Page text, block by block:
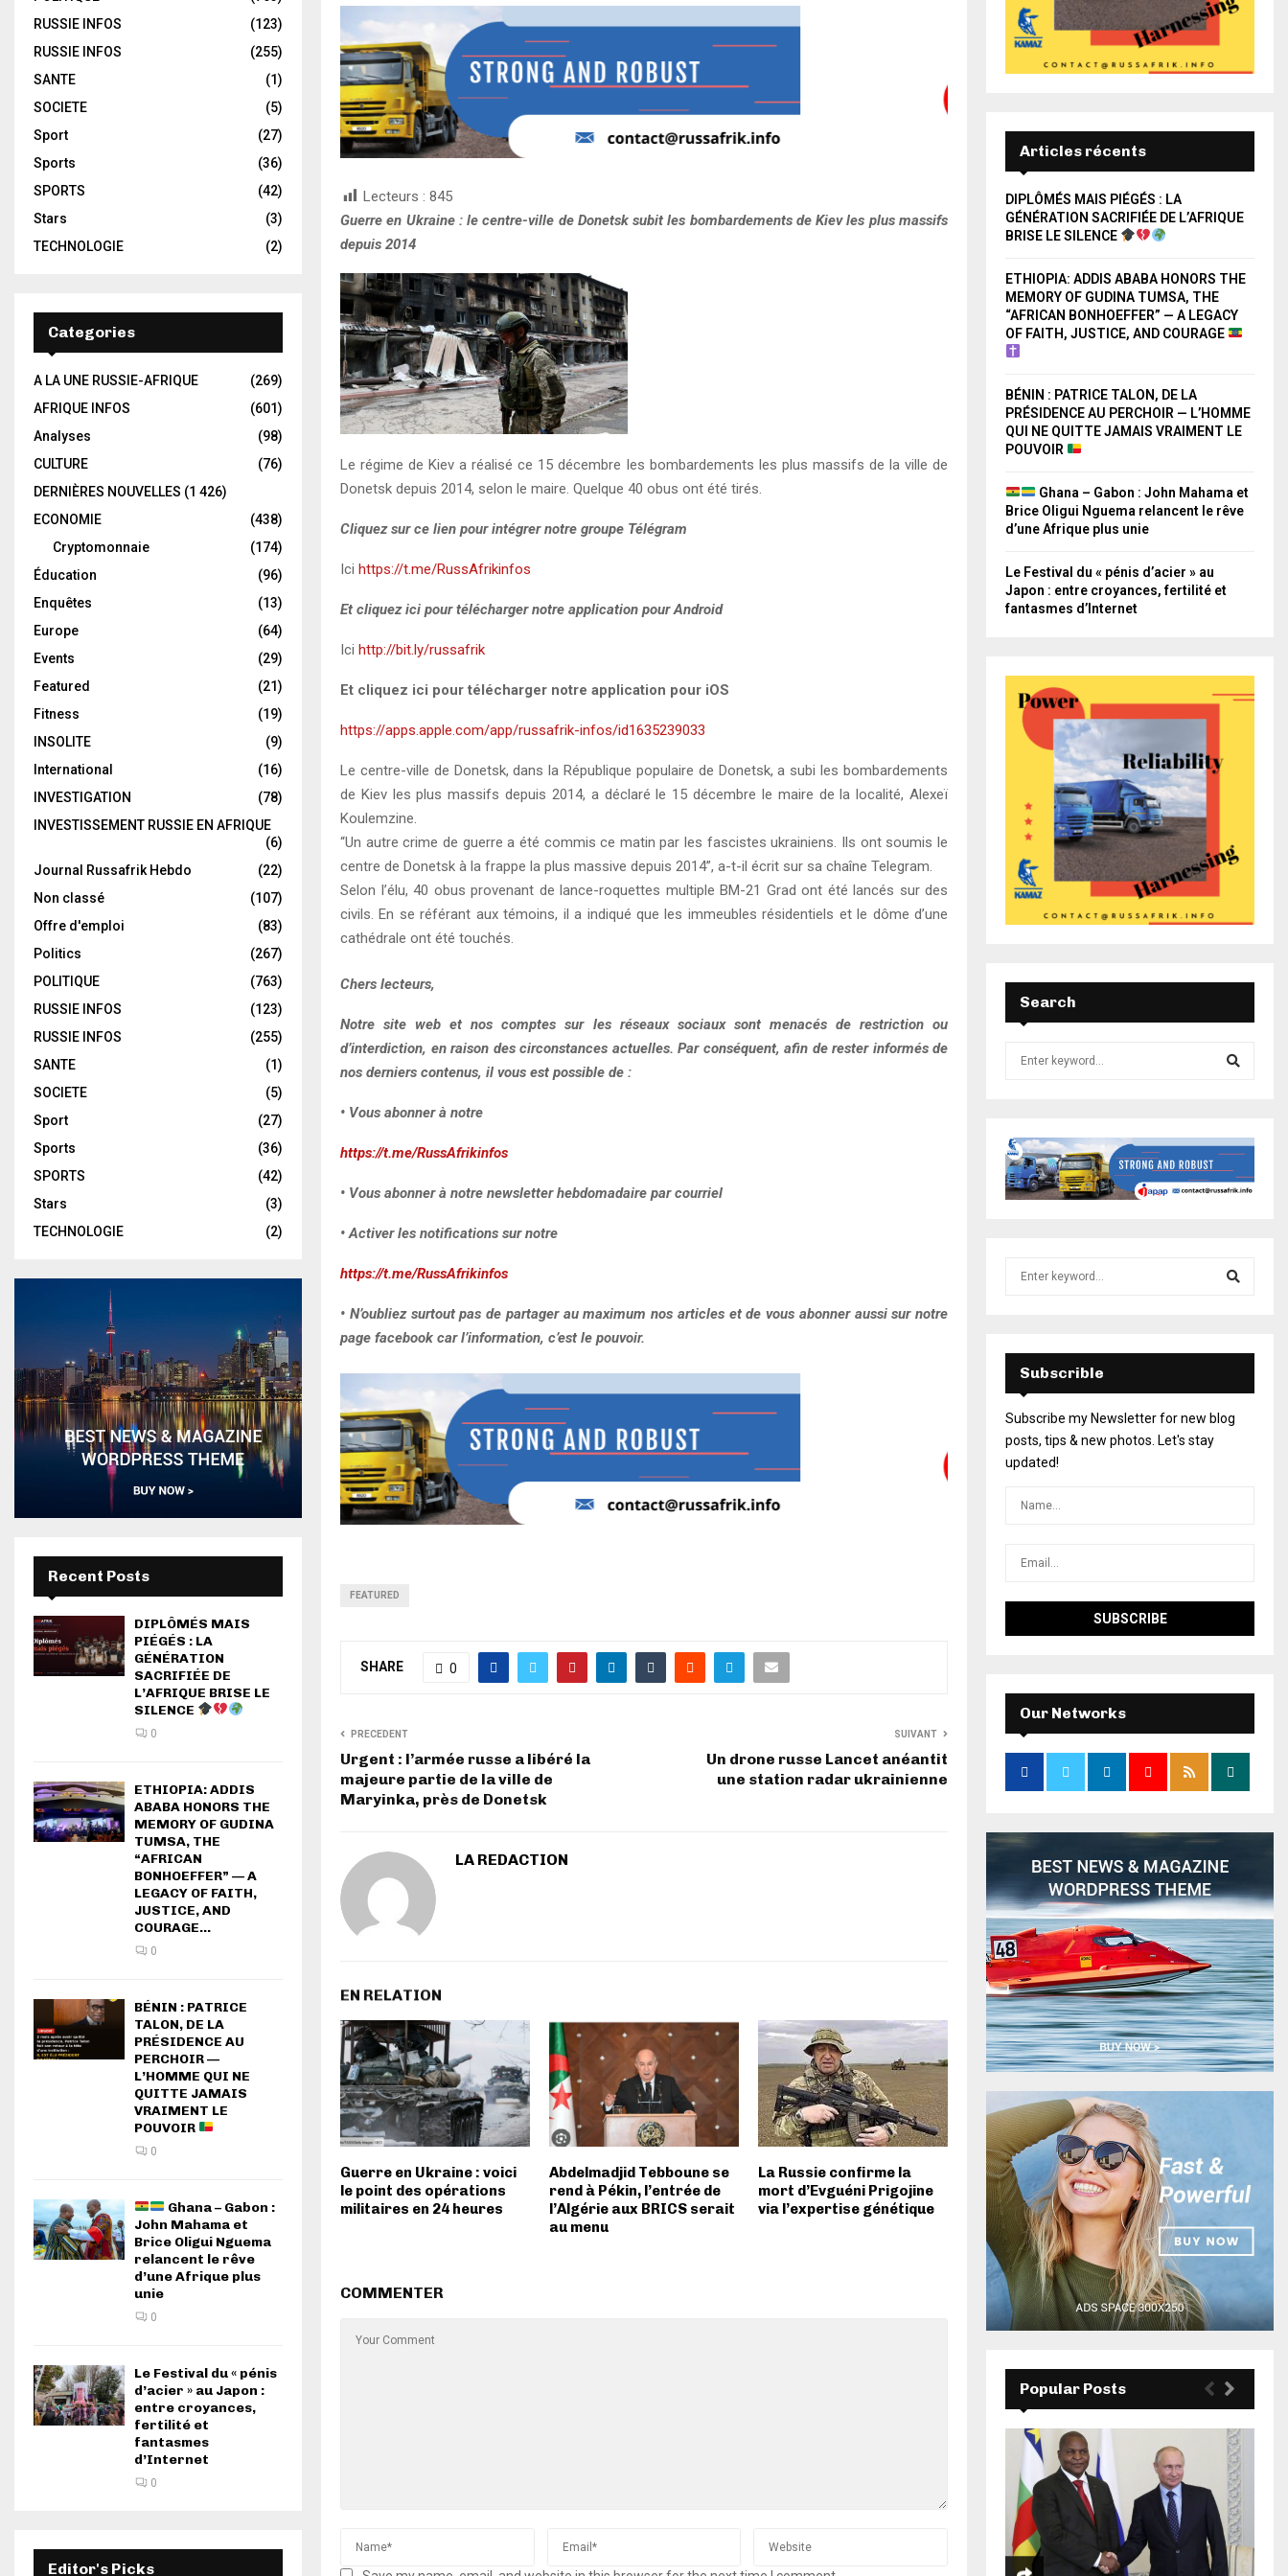
Lecteurs : 845
Guerre en Ukraine : le centre-ville de Donetsk subit les bombardements de Kiev les plus massifs
depuis 2014
Le régime de Kiev a réalisé ce 15 décembre les bombardements les plus massifs de la ville de
Donetsk depuis 2014, selon le maire. Quelque 40 obus ont été tirés.
Cliquez sur ce lien pour intégrer notre groupe Télégram
Ici https://t.me/RussAfrikinfos
Et cliquez ici pour télécharger notre application pour Android
Ici http://bit.ly/russafrik
Et cliquez ici pour télécharger notre application pour iOS
https://apps.apple.com/app/russafrik-infos/id1635239033
Le centre-ville de Donetsk, dans la République populaire de Donetsk, a subi les bombardements
de Kiev les plus massifs depuis 2014, a déclaré le 15 décembre le maire de la localité, Alexeï
Koulemzine.
“Un autre crime de guerre a été commis ce matin par les fascistes ukrainiens. Ils ont soumis le
centre de Donetsk à la frappe la plus massive depuis 2014”, a-t-il écrit sur sa chaîne Telegram.
Selon l’élu, 40 obus provenant de lance-roquettes multiple BM-21 Grad ont été lancés sur des
civils. En se référant aux témoins, il a indiqué que les immeubles résidentiels et le dôme d’une
cathédrale ont été touchés.
Chers lecteurs,
Notre site web et nos comptes sur les réseaux sociaux sont menacés de restriction ou
d’interdiction, en raison des circonstances actuelles. Par conséquent, afin de rester informés de
nos derniers contenus, il vous est possible de :
• Vous abonner à notre
https://t.me/RussAfrikinfos
• Vous abonner à notre newsletter hebdomadaire par courriel
• Activer les notifications sur notre
https://t.me/RussAfrikinfos
• N’oubliez surtout pas de partager au maximum nos articles et de vous abonner aussi sur notre
page facebook car l’information, c’est le pouvoir.
FEATURED
SHARE 0
PRECEDENT
Urgent : l’armée russe a libéré la
majeure partie de la ville de
Maryinka, près de Donetsk
SUIVANT
Un drone russe Lancet anéantit
une station radar ukrainienne
LA REDACTION
EN RELATION
Guerre en Ukraine : voici
le point des opérations
militaires en 24 heures
Abdelmadjid Tebboune se
rend à Pékin, l’entrée de
l’Algérie aux BRICS serait
au menu
La Russie confirme la
mort d’Evguéni Prigojine
via l’expertise génétique
COMMENTER
RUSSIE INFOS
(123)
RUSSIE INFOS
(255)
SANTE
(1)
SOCIETE
(5)
Sport
(27)
Sports
(36)
SPORTS
(42)
Stars
(3)
TECHNOLOGIE
(2)
Categories
A LA UNE RUSSIE-AFRIQUE
(269)
AFRIQUE INFOS
(601)
Analyses
(98)
CULTURE
(76)
DERNIÈRES NOUVELLES (1 426)
ECONOMIE
(438)
Cryptomonnaie
(174)
Éducation
(96)
Enquêtes
(13)
Europe
(64)
Events
(29)
Featured
(21)
Fitness
(19)
INSOLITE
(9)
International
(16)
INVESTIGATION
(78)
INVESTISSEMENT RUSSIE EN AFRIQUE
(6)
Journal Russafrik Hebdo
(22)
Non classé
(107)
Offre d'emploi
(83)
Politics
(267)
POLITIQUE
(763)
RUSSIE INFOS
(123)
RUSSIE INFOS
(255)
SANTE
(1)
SOCIETE
(5)
Sport
(27)
Sports
(36)
SPORTS
(42)
Stars
(3)
TECHNOLOGIE
(2)
Recent Posts
DIPLÔMÉS MAIS
PIÉGÉS : LA
GÉNÉRATION
SACRIFIÉE DE
L’AFRIQUE BRISE LE
SILENCE
0
ETHIOPIA: ADDIS
ABABA HONORS THE
MEMORY OF GUDINA
TUMSA, THE
“AFRICAN
BONHOEFFER” — A
LEGACY OF FAITH,
JUSTICE, AND
COURAGE...
0
BÉNIN : PATRICE
TALON, DE LA
PRÉSIDENCE AU
PERCHOIR —
L’HOMME QUI NE
QUITTE JAMAIS
VRAIMENT LE
POUVOIR
0
Ghana – Gabon :
John Mahama et
Brice Oligui Nguema
relancent le rêve
d’une Afrique plus
unie
0
Le Festival du « pénis
d’acier » au Japon :
entre croyances,
fertilité et
fantasmes
d’Internet
0
Editor's Picks
Articles récents
DIPLÔMÉS MAIS PIÉGÉS : LA
GÉNÉRATION SACRIFIÉE DE L’AFRIQUE
BRISE LE SILENCE
ETHIOPIA: ADDIS ABABA HONORS THE
MEMORY OF GUDINA TUMSA, THE
“AFRICAN BONHOEFFER” — A LEGACY
OF FAITH, JUSTICE, AND COURAGE
BÉNIN : PATRICE TALON, DE LA
PRÉSIDENCE AU PERCHOIR — L’HOMME
QUI NE QUITTE JAMAIS VRAIMENT LE
POUVOIR
Ghana – Gabon : John Mahama et
Brice Oligui Nguema relancent le rêve
d’une Afrique plus unie
Le Festival du « pénis d’acier » au
Japon : entre croyances, fertilité et
fantasmes d’Internet
Search
Subscrible
Subscribe my Newsletter for new blog
posts, tips & new photos. Let's stay
updated!
Our Networks
Popular Posts